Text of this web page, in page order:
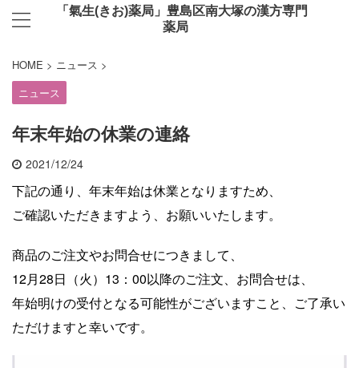
「氣生(きお)薬局」豊島区南大塚の漢方専門
薬局
HOME > ニュース >
ニュース
年末年始の休業の連絡
2021/12/24
下記の通り、年末年始は休業となりますため、
ご確認いただきますよう、お願いいたします。
商品のご注文やお問合せにつきまして、
12月28日（火）13：00以降のご注文、お問合せは、
年始明けの受付となる可能性がございますこと、ご了承い
ただけますと幸いです。